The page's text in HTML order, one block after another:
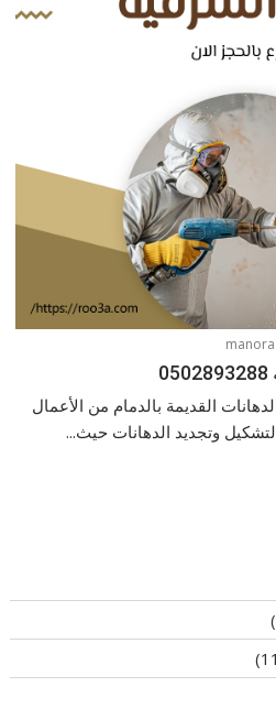
القديمة بالدمام من الأعمال
وتجديد الدهانات حيث...